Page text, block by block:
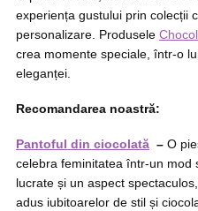
experiența gustului prin colecții
personalizare. Produsele
crea momente speciale, într-o
eleganței.
Recomandarea noastră:
Pantoful din ciocolată – O
celebra feminitatea într-un mod
lucrate și un aspect
adus iubitoarelor de stil și